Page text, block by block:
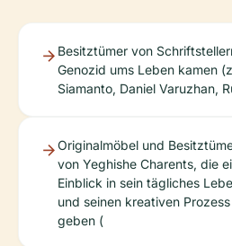
Besitztümer von
Genozid ums Leben kamen
Siamanto, Daniel Varuzhan,
Originalmöbel und
von Yeghishe Charents, die
Einblick in sein tägliches
und seinen kreativen Prozess
geben (